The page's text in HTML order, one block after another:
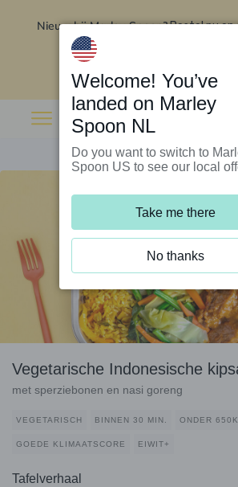
Nieuw bij Marley Spoon?Bestel nu
Vegetarische Indonesische
met sperziebonen en nasi goreng
VEGETARISCH BINNEN 30 MIN. ONDER
GOEDE KLIMAATSCORE EIWIT+
Tafelverhaal
Welcome! You’ve
landed on Marley
Spoon NL
Do you want to switch to
Spoon US to see our local
Take me there
No thanks